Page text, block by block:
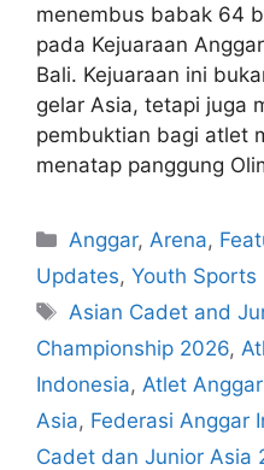
menembus babak 64
pada Kejuaraan
Bali. Kejuaraan ini
gelar Asia, tetapi juga
pembuktian bagi atlet
menatap panggung
Anggar, Arena,
Updates, Youth Sports
Asian Cadet and
Championship 2026,
Indonesia, Atlet
Asia, Federasi Anggar
Cadet dan Junior Asia